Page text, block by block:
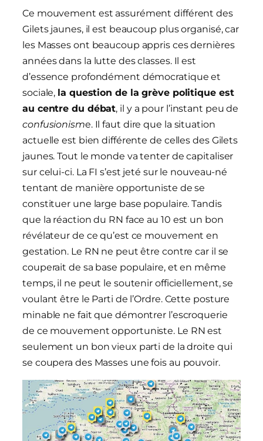
Ce mouvement est assurément différent des
Gilets jaunes, il est beaucoup plus organisé, car
les Masses ont beaucoup appris ces dernières
années dans la lutte des classes. Il est
d’essence profondément démocratique et
sociale, la question de la grève politique est
au centre du débat, il y a pour l’instant peu de
confusionisme. Il faut dire que la situation
actuelle est bien différente de celles des Gilets
jaunes. Tout le monde va tenter de capitaliser
sur celui-ci. La FI s’est jeté sur le nouveau-né
tentant de manière opportuniste de se
constituer une large base populaire. Tandis
que la réaction du RN face au 10 est un bon
révélateur de ce qu’est ce mouvement en
gestation. Le RN ne peut être contre car il se
couperait de sa base populaire, et en même
temps, il ne peut le soutenir officiellement, se
voulant être le Parti de l’Ordre. Cette posture
minable ne fait que démontrer l’escroquerie
de ce mouvement opportuniste. Le RN est
seulement un bon vieux parti de la droite qui
se coupera des Masses une fois au pouvoir.